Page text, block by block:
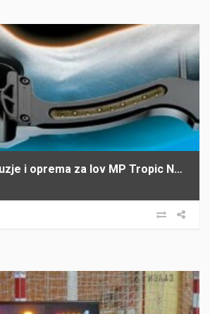
Pirotehnika, oruzje i oprema za lov MP Tropic Novi Banovci